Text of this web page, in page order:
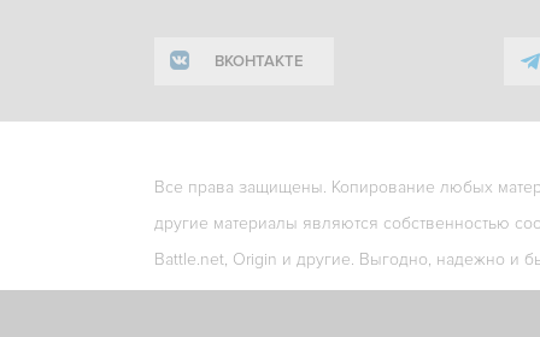
ВКОНТАКТЕ
Все права защищены. Копирование любых
другие материалы являются собственностью
Battle.net, Origin и другие. Выгодно, надежно и